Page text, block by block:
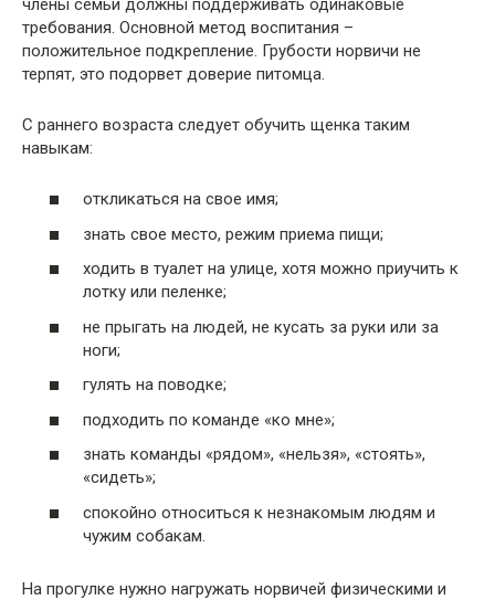
члены семьи должны поддерживать одинаковые
требования. Основной метод воспитания –
положительное подкрепление. Грубости норвичи не
терпят, это подорвет доверие питомца.
С раннего возраста следует обучить щенка таким
навыкам:
откликаться на свое имя;
знать свое место, режим приема пищи;
ходить в туалет на улице, хотя можно приучить к
лотку или пеленке;
не прыгать на людей, не кусать за руки или за
ноги;
гулять на поводке;
подходить по команде «ко мне»;
знать команды «рядом», «нельзя», «стоять»,
«сидеть»;
спокойно относиться к незнакомым людям и
чужим собакам.
На прогулке нужно нагружать норвичей физическими и